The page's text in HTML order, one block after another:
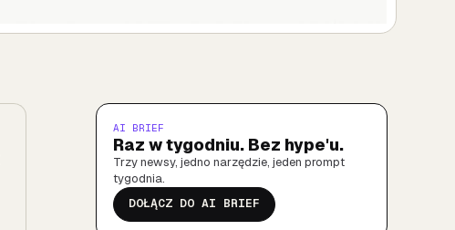
AI BRIEF
Raz w tygodniu. Bez hype'u.
Trzy newsy, jedno narzędzie, jeden prompt
tygodnia.
DOŁĄCZ DO AI BRIEF